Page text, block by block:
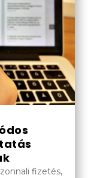
fizetés,